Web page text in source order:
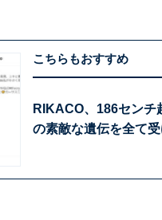
こちらもおすすめ
RIKACO、186センチ
の素敵な遺伝を全て受